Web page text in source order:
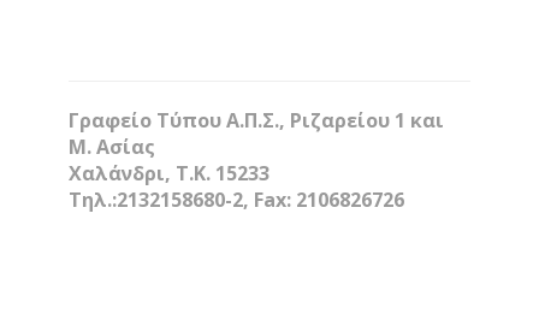
Γραφείο Τύπου Α.Π.Σ., Ριζαρείου 1 και
Μ. Ασίας
Χαλάνδρι, Τ.Κ. 15233
Τηλ.:2132158680-2, Fax: 2106826726